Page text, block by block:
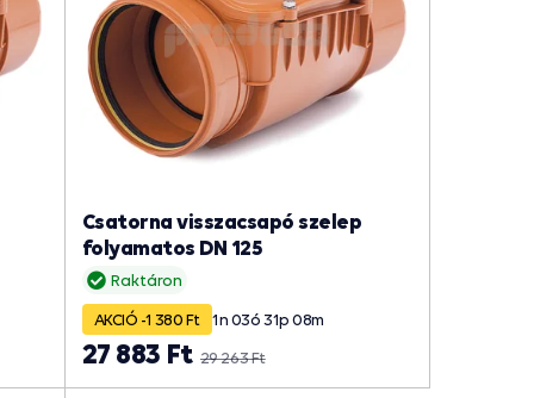
Raktáron
Csatorna visszacsapó szelep
folyamatos DN 125
AKCIÓ -1 380 Ft 1n03ó31p 07m
29 263 Ft
27 883 Ft